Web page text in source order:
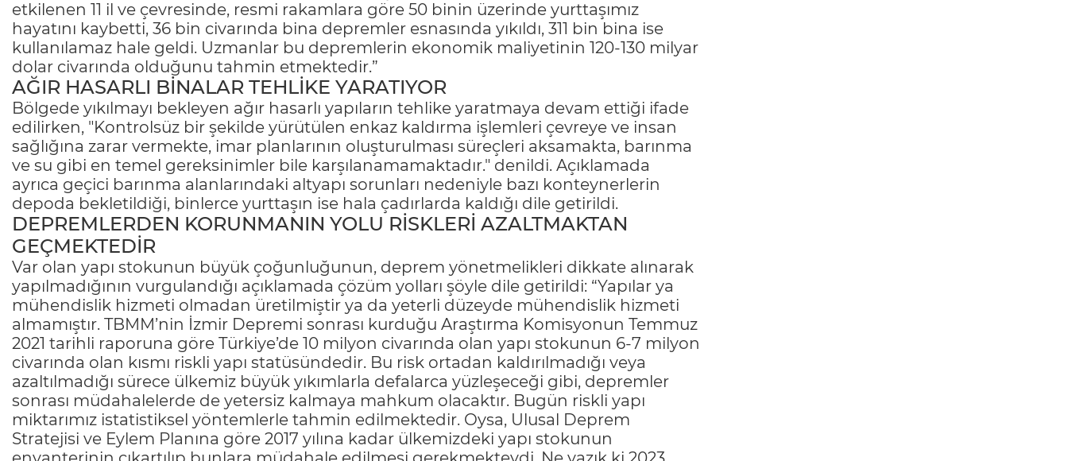
etkilenen 11 il ve çevresinde, resmi rakamlara göre 50 binin üzerinde yurttaşımız
hayatını kaybetti, 36 bin civarında bina depremler esnasında yıkıldı, 311 bin bina ise
kullanılamaz hale geldi. Uzmanlar bu depremlerin ekonomik maliyetinin 120-130 milyar
dolar civarında olduğunu tahmin etmektedir.”
AĞIR HASARLI BİNALAR TEHLİKE YARATIYOR
Bölgede yıkılmayı bekleyen ağır hasarlı yapıların tehlike yaratmaya devam ettiği ifade
edilirken, "Kontrolsüz bir şekilde yürütülen enkaz kaldırma işlemleri çevreye ve insan
sağlığına zarar vermekte, imar planlarının oluşturulması süreçleri aksamakta, barınma
ve su gibi en temel gereksinimler bile karşılanamamaktadır." denildi. Açıklamada
ayrıca geçici barınma alanlarındaki altyapı sorunları nedeniyle bazı konteynerlerin
depoda bekletildiği, binlerce yurttaşın ise hala çadırlarda kaldığı dile getirildi.
DEPREMLERDEN KORUNMANIN YOLU RİSKLERİ AZALTMAKTAN
GEÇMEKTEDİR
Var olan yapı stokunun büyük çoğunluğunun, deprem yönetmelikleri dikkate alınarak
yapılmadığının vurgulandığı açıklamada çözüm yolları şöyle dile getirildi: “Yapılar ya
mühendislik hizmeti olmadan üretilmiştir ya da yeterli düzeyde mühendislik hizmeti
almamıştır. TBMM’nin İzmir Depremi sonrası kurduğu Araştırma Komisyonun Temmuz
2021 tarihli raporuna göre Türkiye’de 10 milyon civarında olan yapı stokunun 6-7 milyon
civarında olan kısmı riskli yapı statüsündedir. Bu risk ortadan kaldırılmadığı veya
azaltılmadığı sürece ülkemiz büyük yıkımlarla defalarca yüzleşeceği gibi, depremler
sonrası müdahalelerde de yetersiz kalmaya mahkum olacaktır. Bugün riskli yapı
miktarımız istatistiksel yöntemlerle tahmin edilmektedir. Oysa, Ulusal Deprem
Stratejisi ve Eylem Planına göre 2017 yılına kadar ülkemizdeki yapı stokunun